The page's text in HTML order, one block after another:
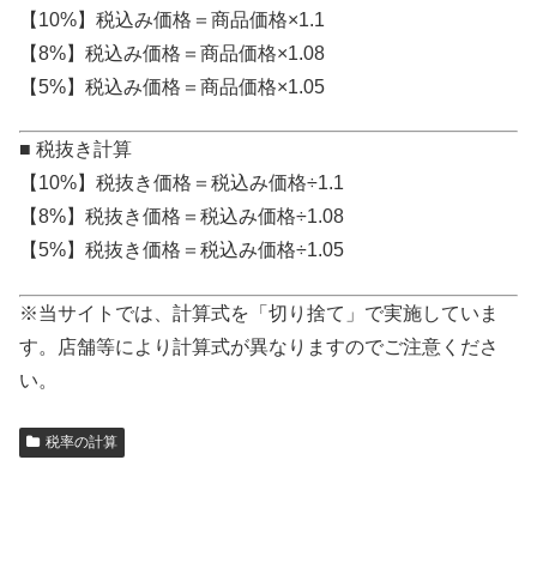
【10%】税込み価格＝商品価格×1.1
【8%】税込み価格＝商品価格×1.08
【5%】税込み価格＝商品価格×1.05
■ 税抜き計算
【10%】税抜き価格＝税込み価格÷1.1
【8%】税抜き価格＝税込み価格÷1.08
【5%】税抜き価格＝税込み価格÷1.05
※当サイトでは、計算式を「切り捨て」で実施していま
す。店舗等により計算式が異なりますのでご注意くださ
い。
税率の計算